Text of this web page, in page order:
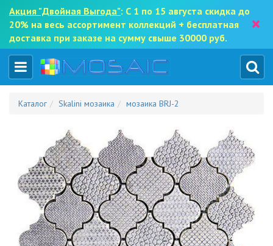
Акция "Двойная Выгода": С 1 по 15 августа скидка до
20% на весь ассортимент коллекций + бесплатная
доставка при заказе на сумму свыше 30000 руб.
×
Каталог Skalini мозаика мозаика BRJ-2